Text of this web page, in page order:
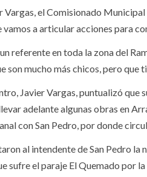
Vargas, el Comisionado
a articular acciones para
referente en toda la zona del
son mucho más chicos, pero
Javier Vargas, puntualizó
adelante algunas obras en
con San Pedro, por donde
al intendente de San Pedro
sufre el paraje El Quemado por